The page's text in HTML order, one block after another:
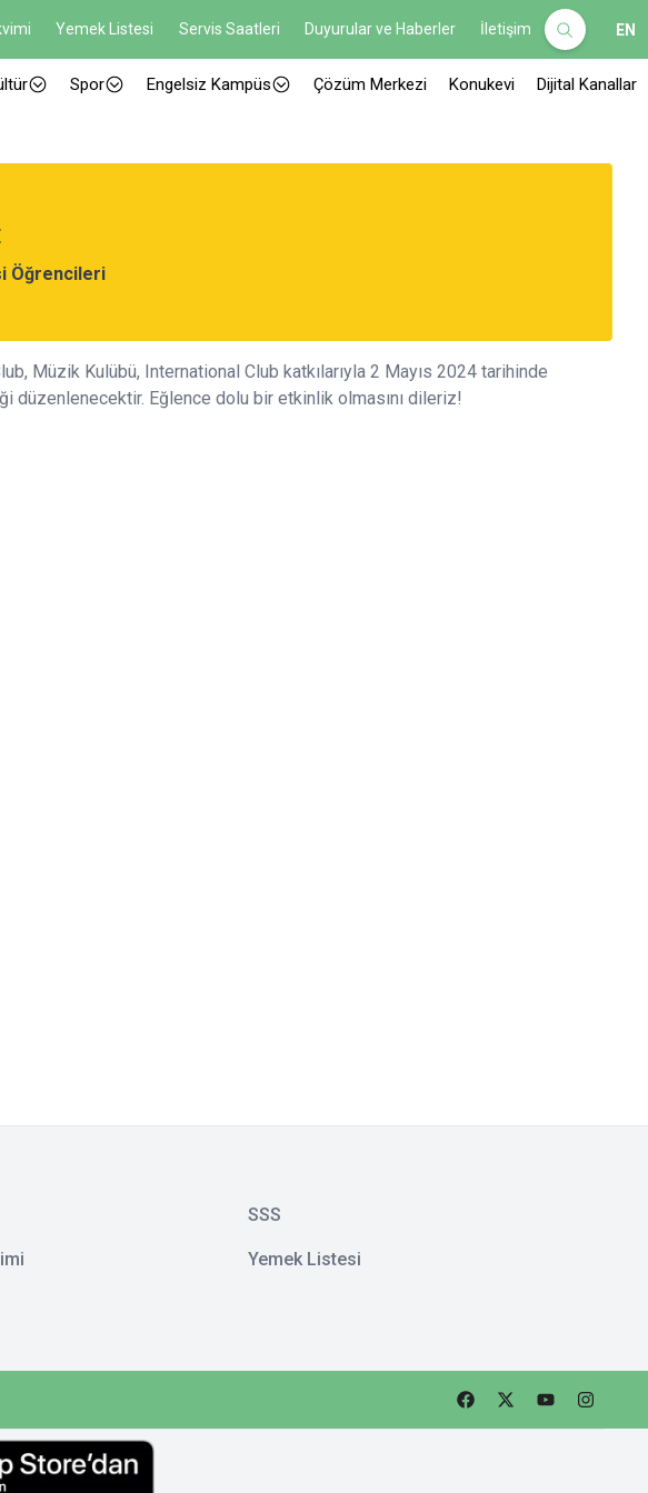
Yemek Listesi Servis Saatleri Duyurular ve Haberler İletişim EN
Spor Engelsiz Kampüs Çözüm Merkezi Konukevi Dijital Kanallar
Öğrencileri
Müzik Kulübü, International Club katkılarıyla 2 Mayıs 2024 tarihinde
düzenlenecektir. Eğlence dolu bir etkinlik olmasını dileriz!
SSS
Yemek Listesi